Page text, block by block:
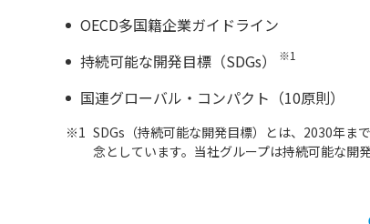
OECD多国籍企業ガイドライン
持続可能な開発目標（SDGs）
※1
国連グローバル・コンパクト（10原則）
※1 SDGs（持続可能な開発目標）とは、2030年ま
念としています。当社グループは持続可能な開